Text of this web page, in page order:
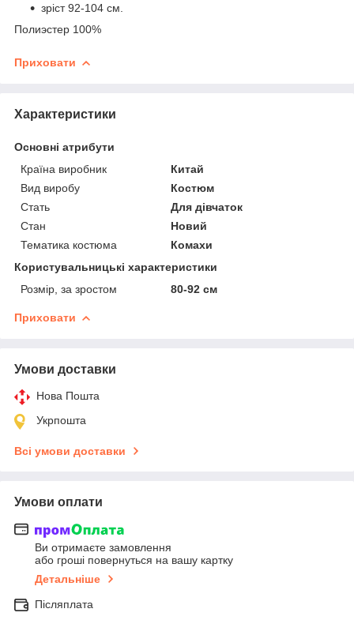
зріст 92-104 см.
Полиэстер 100%
Приховати
Характеристики
Основні атрибути
Країна виробник
Китай
Вид виробу
Костюм
Стать
Для дівчаток
Стан
Новий
Тематика костюма
Комахи
Користувальницькі характеристики
Розмір, за зростом
80-92 см
Приховати
Умови доставки
Нова Пошта
Укрпошта
Всі умови доставки
Умови оплати
Ви отримаєте замовлення
або гроші повернуться на вашу картку
Детальніше
Післяплата